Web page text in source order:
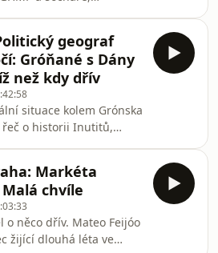
nebo t
oživila nová
např. od Krištofa
Richarda Loskota.
jatka bylo odhaleno v
naopak od
divadla zmizela socha
Vášně vyvolalo dílo
Formalism na jabl
geograf
Gróňané s Dány
než kdy dřív
situace kolem Grónska
řeč o historii Inutitů,
kategorie.
tělísky chtěli Dánové
populaci,“ popisuje
krajina ve mně
zklidnění, život na
Markéta
chvíle
o něco dřív. Mateo Feijóo
žijící dlouhá léta ve